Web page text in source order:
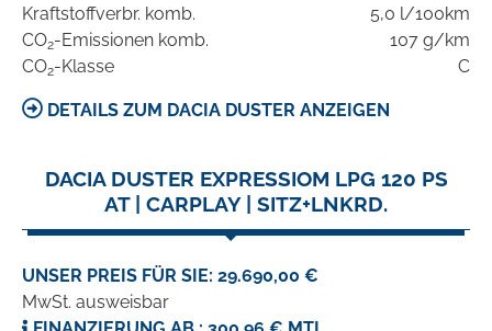
Kraftstoffverbr. komb.
5,0 l/100km
CO2-Emissionen komb.
107 g/km
CO2-Klasse C
DETAILS ZUM DACIA DUSTER ANZEIGEN
DACIA DUSTER EXPRESSIOM LPG 120 PS
AT | CARPLAY | SITZ+LNKRD.
UNSER PREIS FÜR SIE: 29.690,00 €
MwSt. ausweisbar